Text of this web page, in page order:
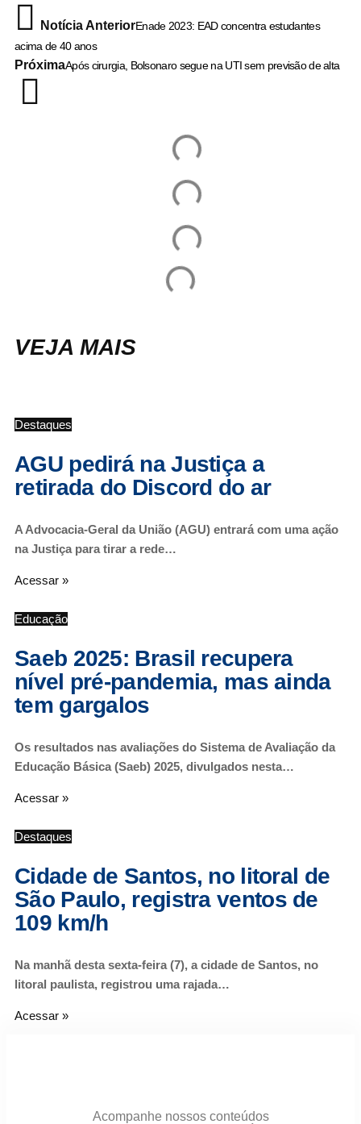
Notícia AnteriorEnade 2023: EAD concentra estudantes
acima de 40 anos
PróximaApós cirurgia, Bolsonaro segue na UTI sem previsão de alta
VEJA MAIS
Destaques
AGU pedirá na Justiça a
retirada do Discord do ar
A Advocacia-Geral da União (AGU) entrará com uma ação
na Justiça para tirar a rede…
Acessar »
Educação
Saeb 2025: Brasil recupera
nível pré-pandemia, mas ainda
tem gargalos
Os resultados nas avaliações do Sistema de Avaliação da
Educação Básica (Saeb) 2025, divulgados nesta…
Acessar »
Destaques
Cidade de Santos, no litoral de
São Paulo, registra ventos de
109 km/h
Na manhã desta sexta-feira (7), a cidade de Santos, no
litoral paulista, registrou uma rajada…
Acessar »
Acompanhe nossos conteúdos